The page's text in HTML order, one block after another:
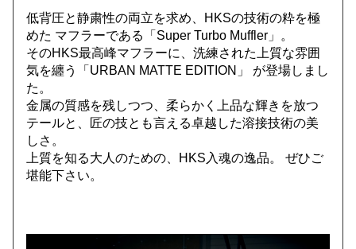
低背圧と静粛性の両立を求め、HKSの技術の粋を極
めた マフラーである「Super Turbo Muffler」。
そのHKS最高峰マフラーに、洗練された上質な雰囲
気を纏う「URBAN MATTE EDITION」 が登場しまし
た。
金属の質感を残しつつ、柔らかく上品な輝きを放つ
テールと、匠の技とも言える卓越した溶接技術の美
しさ。
上質を知る大人のための、HKS入魂の逸品。 ぜひご
堪能下さい。